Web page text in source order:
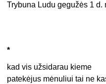
Trybuna Ludu gegužės 1 d.
*
kad vis užsidarau kieme
patekėjus mėnuliui tai ne